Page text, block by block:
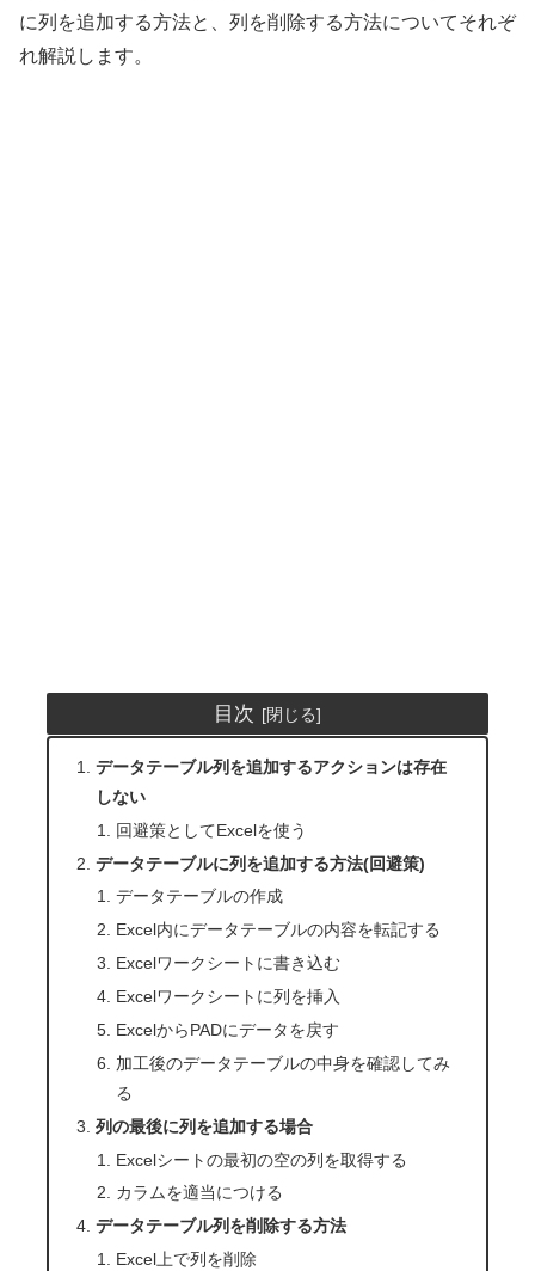
に列を追加する方法と、列を削除する方法についてそれぞ
れ解説します。
目次
データテーブル列を追加するアクションは存在
しない
回避策としてExcelを使う
データテーブルに列を追加する方法(回避策)
データテーブルの作成
Excel内にデータテーブルの内容を転記する
Excelワークシートに書き込む
Excelワークシートに列を挿入
ExcelからPADにデータを戻す
加工後のデータテーブルの中身を確認してみ
る
列の最後に列を追加する場合
Excelシートの最初の空の列を取得する
カラムを適当につける
データテーブル列を削除する方法
Excel上で列を削除